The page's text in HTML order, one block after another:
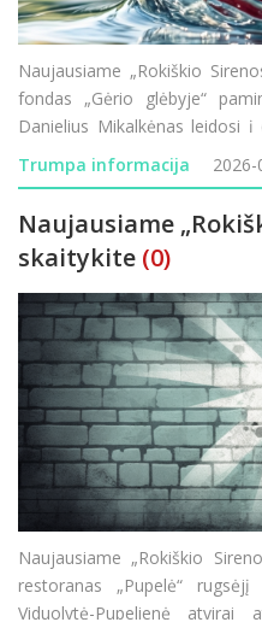
Naujausiame „Rokiškio
fondas „Gėrio glėbyje“
Danielius Mikalkėnas leidosi į
pėsčiomis aplink Lietuvą.
modernizacija &ndas
Trumpa informacija 2026-
Naujausiame
skaitykite (0)
Naujausiame „Rokiškio
restoranas „Pupelė“
Viduolytė-Pupelienė atvirai